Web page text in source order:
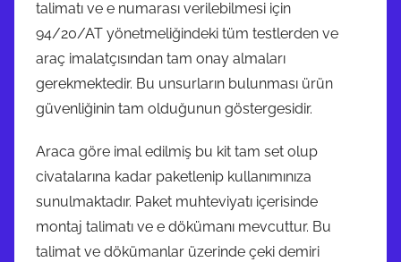
talimatı ve e numarası verilebilmesi için
94/20/AT yönetmeliğindeki tüm testlerden ve
araç imalatçısından tam onay almaları
gerekmektedir. Bu unsurların bulunması ürün
güvenliğinin tam olduğunun göstergesidir.
Araca göre imal edilmiş bu kit tam set olup
civatalarına kadar paketlenip kullanımınıza
sunulmaktadır. Paket muhteviyatı içerisinde
montaj talimatı ve e dökümanı mevcuttur. Bu
talimat ve dökümanlar üzerinde çeki demiri